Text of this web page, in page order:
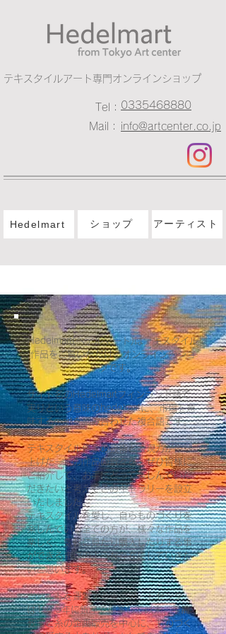
​テキスタイルアート専門オンラインショップ
Tel：
Mail：
0335468880
info@artcenter.co.jp
Hedelmart ショップ アーティスト
Hedelmart(ヘデルマート)はテキスタイル
作品をご覧いただけるオンラインのショ
ップです。
サイト名のHedelmartフィンランド語で
実りという意味のhedelmatに、市場を意
味するmartを組み合わせた複合語です。
テキスタイル作家の技術と表現力が作り
上げた一流の作品の数々を、ぜひ皆様に
ご紹介して、お手にとって楽しんでいた
だきたいと考えてこのギャラリーを設立
いたしました。
テキスタイルを愛し、自らものづくりを
楽しんでいる全ての方が、様々な作品を
楽しく、気軽に見たり購入したりする事
ができる市場のような存在にしていきた
いと思います。
当サイトを運営する東京アートセンター
は1975年に銀座で創業して以来、手織
教室と糸の企画販売を中心に、ものづく